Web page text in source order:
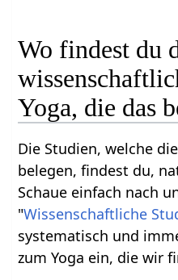
Wo findest du
Yoga, die das
Die Studien, welche
belegen, findest du,
Schaue einfach nach
"Wissenschaftliche
systematisch und
zum Yoga ein, die wir